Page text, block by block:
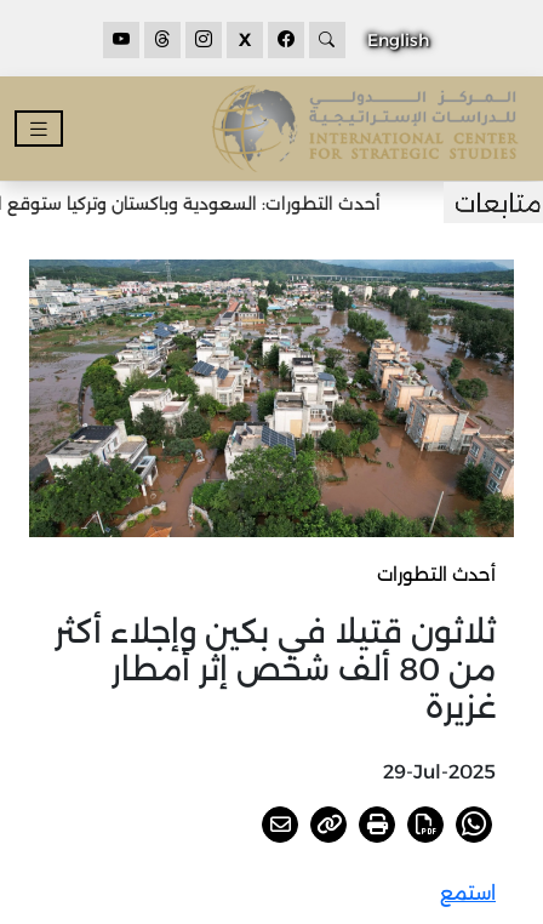
English
X
أحدث التطورات: السعودية وباكستان وتركيا ستوقع
أحدث التطورات
ثلاثون قتيلا في بكين وإجلاء أكثر
من 80 ألف شخص إثر أمطار
غزيرة
29-Jul-2025
استمع